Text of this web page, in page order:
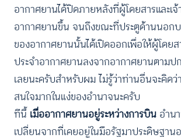
อากาศยานได้ปิดภายหลังที่ผู้โดยสารและเ
อากาศยานขึ้น จนถึงขณะที่ประตูด้านนอก
ของอากาศยานนั้นได้เปิดออกเพื่อให้ผู้โดยส
ประจำอากาศยานลงจากอากาศยานตามป
เลยนะครับสำหรับผม ไม่รู้ว่าท่านอื่นจะคิดว่
สนใจมากในแง่ของอำนาจนะครับ
ทีนี้ เมื่ออากาศยานอยู่ระหว่างการบิน อำน
เปลี่ยนจากที่เคยอยู่ในมือรัฐมาประดิษฐา